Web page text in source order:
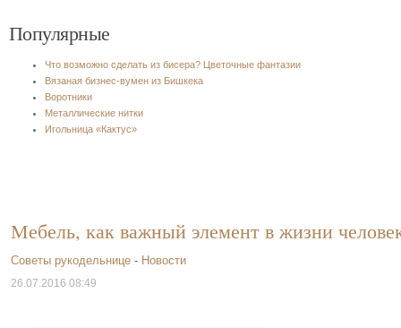
Популярные
Что возможно сделать из бисера? Цветочные фантазии
Вязаная бизнес-вумен из Бишкека
Воротники
Металлические нитки
Игольница «Кактус»
Мебель, как важный элемент в жизни
Советы рукодельнице - Новости
26.07.2016 08:49